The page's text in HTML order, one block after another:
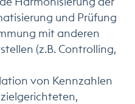
und Prüfung
mit anderen
(z.B. Controlling,
von Kennzahlen
zielgerichteten,